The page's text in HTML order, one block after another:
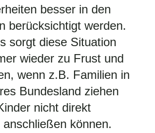
besser in den
berücksichtigt werden.
sorgt diese Situation
wieder zu Frust und
wenn z.B. Familien in
Bundesland ziehen
nicht direkt
anschließen können.